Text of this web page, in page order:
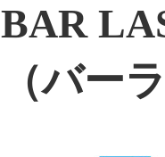
BAR
（バー